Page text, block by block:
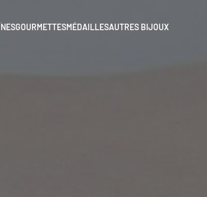
GOURMETTESMÉDAILLESAUTRES BIJOUX